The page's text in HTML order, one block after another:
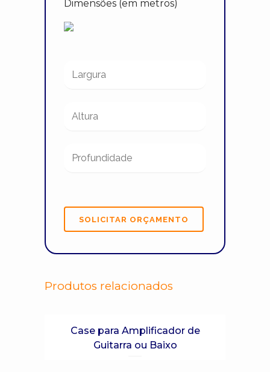
Dimensões (em metros)
Produtos relacionados
Case para Amplificador de
Guitarra ou Baixo